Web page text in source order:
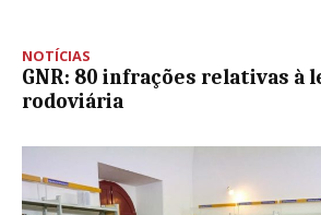
NOTÍCIAS
GNR: 80 infrações relativas à
rodoviária